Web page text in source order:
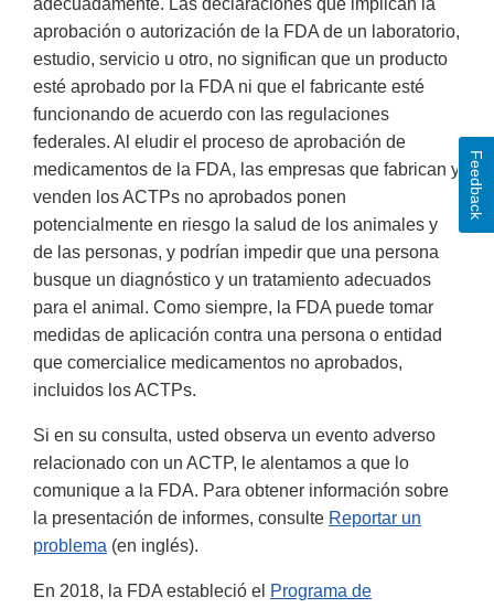
adecuadamente. Las declaraciones que implican la
aprobación o autorización de la FDA de un laboratorio,
estudio, servicio u otro, no significan que un producto
esté aprobado por la FDA ni que el fabricante esté
funcionando de acuerdo con las regulaciones
federales. Al eludir el proceso de aprobación de
medicamentos de la FDA, las empresas que fabrican y
venden los ACTPs no aprobados ponen
potencialmente en riesgo la salud de los animales y
de las personas, y podrían impedir que una persona
busque un diagnóstico y un tratamiento adecuados
para el animal. Como siempre, la FDA puede tomar
medidas de aplicación contra una persona o entidad
que comercialice medicamentos no aprobados,
incluidos los ACTPs.
Si en su consulta, usted observa un evento adverso
relacionado con un ACTP, le alentamos a que lo
comunique a la FDA. Para obtener información sobre
la presentación de informes, consulte Reportar un
problema (en inglés).
En 2018, la FDA estableció el Programa de
Feedback